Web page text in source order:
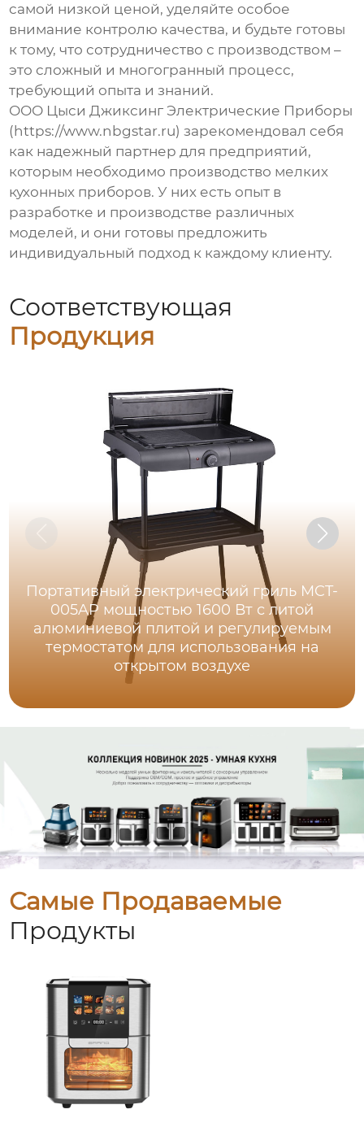
самой низкой ценой, уделяйте особое
внимание контролю качества, и будьте готовы
к тому, что сотрудничество с производством –
это сложный и многогранный процесс,
требующий опыта и знаний.
ООО Цыси Джиксинг Электрические Приборы
(https://www.nbgstar.ru) зарекомендовал себя
как надежный партнер для предприятий,
которым необходимо производство мелких
кухонных приборов. У них есть опыт в
разработке и производстве различных
моделей, и они готовы предложить
индивидуальный подход к каждому клиенту.
Соответствующая
Продукция
Портативный электрический гриль MCT-
005AP мощностью 1600 Вт с литой
алюминиевой плитой и регулируемым
термостатом для использования на
открытом воздухе
Самые Продаваемые
Продукты